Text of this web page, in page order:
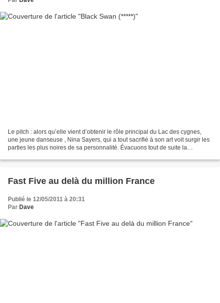
Le pitch : alors qu’elle vient d’obtenir le rôle principal du Lac des cygnes,
une jeune danseuse , Nina Sayers, qui a tout sacrifié à son art voit surgir les
parties les plus noires de sa personnalité. Évacuons tout de suite la
Fast Five au delà du million France
Publié le 12/05/2011 à 20:31
Par Dave